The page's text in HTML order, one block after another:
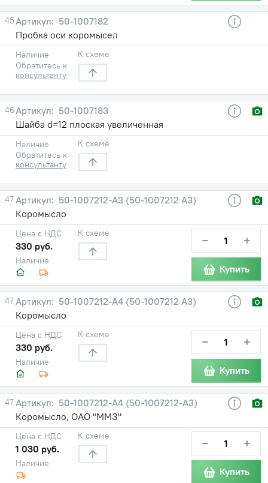
45
50-1007182
Пробка оси коромысел
Наличие
Обратитесь к
консультанту
К схеме
46
50-1007183
Шайба d=12 плоская увеличенная
Наличие
Обратитесь к
консультанту
К схеме
47
50-1007212-А3 (50-1007212 А3)
Коромысло
Наличие
Цена с НДС
330 руб.
К схеме − +
Купить
47
50-1007212-А4 (50-1007212 А3)
Коромысло
Наличие
Цена с НДС
330 руб.
К схеме − +
Купить
47
50-1007212-А4 (50-1007212-А3)
Коромысло, ОАО "ММЗ"
Наличие
Цена с НДС
1 030 руб.
К схеме − +
Купить